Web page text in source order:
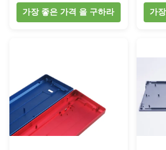
가장 좋은 가격 을 구하라 가